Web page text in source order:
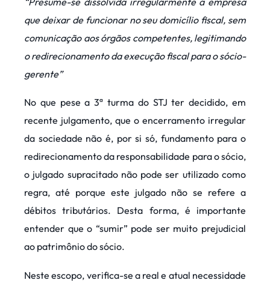
que deixar de funcionar no seu domicílio fiscal, sem
comunicação aos órgãos competentes, legitimando
o redirecionamento da execução fiscal para o sócio-
gerente”
No que pese a 3ª turma do STJ ter decidido, em
recente julgamento, que o encerramento irregular
da sociedade não é, por si só, fundamento para o
redirecionamento da responsabilidade para o sócio,
o julgado supracitado não pode ser utilizado como
regra, até porque este julgado não se refere a
débitos tributários. Desta forma, é importante
entender que o “sumir” pode ser muito prejudicial
ao patrimônio do sócio.
Neste escopo, verifica-se a real e atual necessidade